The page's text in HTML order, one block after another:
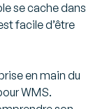
se cache dans
facile d’être
en main du
WMS.